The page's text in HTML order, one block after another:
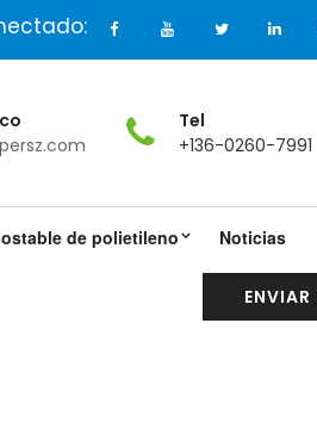
Tel
+136-0260-7991
de polietileno Noticias